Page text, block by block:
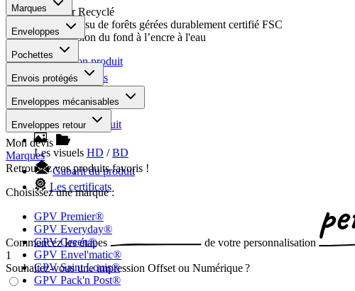
Marques
Enveloppes
Pochettes
Envois protégés
Enveloppes mécanisables
Enveloppes retour
Mon devis
Marques
Retrouvez vos produits favoris !
Choisissez une marque :
GPV Premier®
GPV Everyday®
GPV Green®
GPV Envel'matic®
GPV Saint Louis®
GPV Pack'n Post®
Papier Recyclé
Papier issu de forêts gérées durablement certifié FSC
Impression du fond à l’encre à l'eau
Personnaliser mon produit
Ajouter aux favoris
Téléchargements
La fiche produit
Les visuels HD / BD
Gabarit du produit
Les certificats
Commencez les étapes de votre personnalisation
1
Souhaitez-vous une impression Offset ou Numérique ?